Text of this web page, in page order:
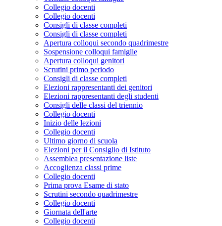
Collegio docenti
Collegio docenti
Consigli di classe completi
Consigli di classe completi
Apertura colloqui secondo quadrimestre
Sospensione colloqui famiglie
Apertura colloqui genitori
Scrutini primo periodo
Consigli di classe completi
Elezioni rappresentanti dei genitori
Elezioni rappresentanti degli studenti
Consigli delle classi del triennio
Collegio docenti
Inizio delle lezioni
Collegio docenti
Ultimo giorno di scuola
Elezioni per il Consiglio di Istituto
Assemblea presentazione liste
Accoglienza classi prime
Collegio docenti
Prima prova Esame di stato
Scrutini secondo quadrimestre
Collegio docenti
Giornata dell'arte
Collegio docenti